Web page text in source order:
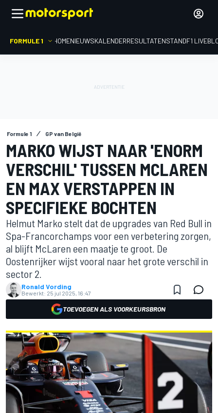
FORMULE 1 HOMENIEUWSKALENDERRESULTATENSTANDF1
Formule 1 GP van België
MARKO WIJST NAAR 'ENORM
VERSCHIL' TUSSEN MCLAREN
EN MAX VERSTAPPEN IN
SPECIFIEKE BOCHTEN
Helmut Marko stelt dat de upgrades van Red Bull in
Spa-Francorchamps voor een verbetering zorgen,
al blijft McLaren een maatje te groot. De
Oostenrijker wijst vooral naar het grote verschil in
sector 2.
Ronald Vording
Bewerkt: 25 jul 2025, 16:47
TOEVOEGEN ALS VOORKEURSBRON